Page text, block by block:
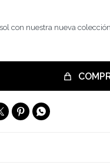
con nuestra nueva
 